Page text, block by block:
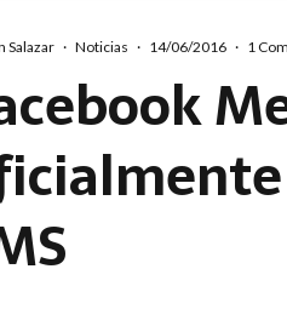
Salazar · Noticias · 14/06/2016 · 1